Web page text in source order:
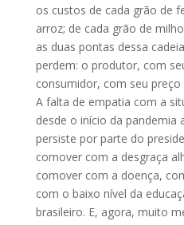
os custos de cada grão de
arroz; de cada grão de
as duas pontas dessa
perdem: o produtor, com
consumidor, com seu preço
A falta de empatia com a
desde o início da pandemia
persiste por parte do
comover com a desgraça
comover com a doença,
com o baixo nível da
brasileiro. E, agora, muito